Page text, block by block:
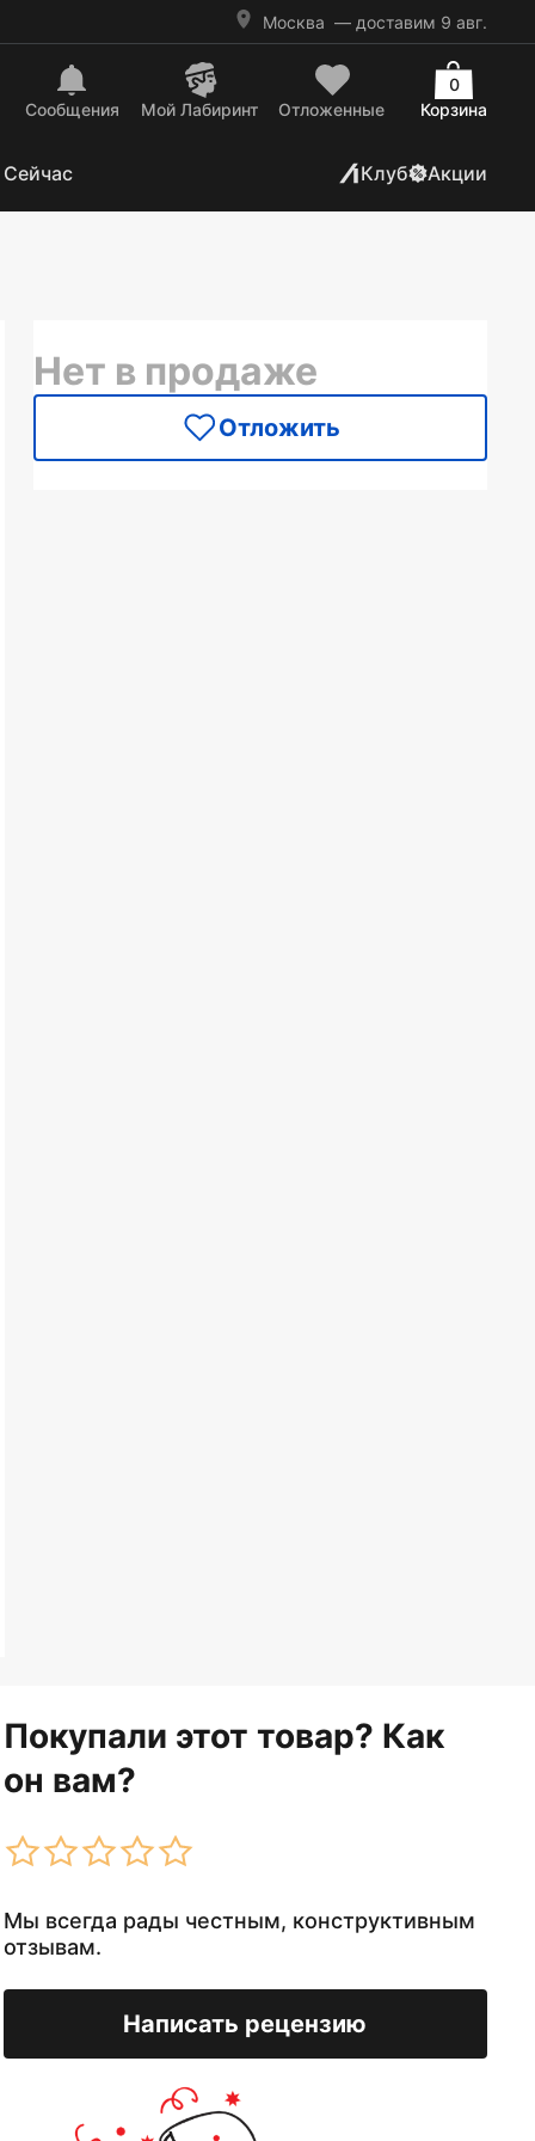
Москва — доставим 9 авг.
Сообщения Mой Лабиринт Отложенные Корзина
0
Клуб Акции
Нет в продаже
Отложить
Покупали этот товар? Как
он вам?
Мы всегда рады честным, конструктивным
отзывам.
Написать рецензию